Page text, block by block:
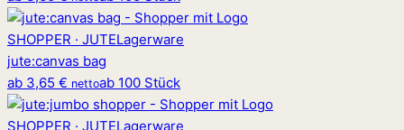
SHOPPER · JUTELagerware
jute:canvas bag
ab 3,65 € nettoab 100 Stück
SHOPPER · JUTELagerware